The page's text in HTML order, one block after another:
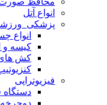
انواع آتل
انواع
کیسه و
کش
فیزیوتراپی
دستگاه
دوچرخه